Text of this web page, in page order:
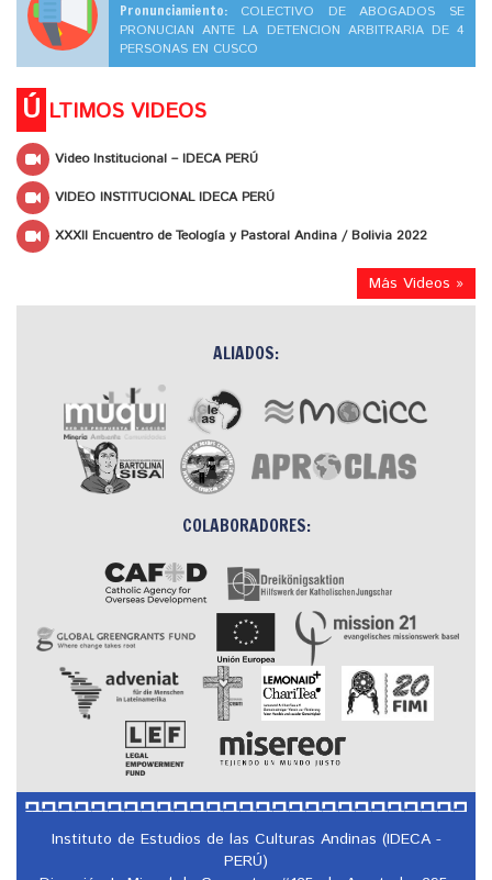
Pronunciamiento: COLECTIVO DE ABOGADOS SE
PRONUCIAN ANTE LA DETENCION ARBITRARIA DE 4
PERSONAS EN CUSCO
Ú LTIMOS VIDEOS
Video Institucional – IDECA PERÚ
VIDEO INSTITUCIONAL IDECA PERÚ
XXXII Encuentro de Teología y Pastoral Andina / Bolivia 2022
Más Videos »
ALIADOS:
COLABORADORES:
Instituto de Estudios de las Culturas Andinas (IDECA -
PERÚ)